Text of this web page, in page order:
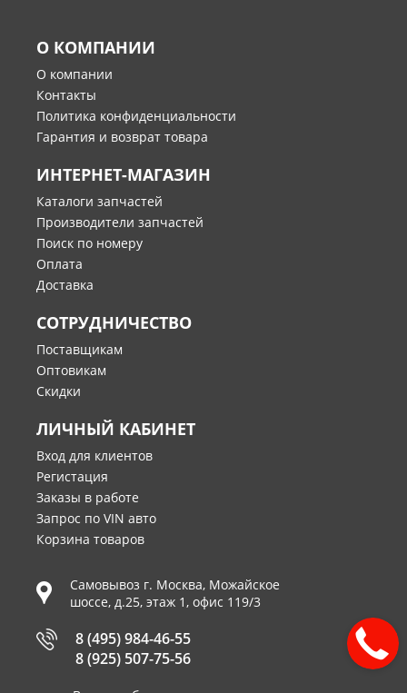
О КОМПАНИИ
О компании
Контакты
Политика конфиденциальности
Гарантия и возврат товара
ИНТЕРНЕТ-МАГАЗИН
Каталоги запчастей
Производители запчастей
Поиск по номеру
Оплата
Доставка
СОТРУДНИЧЕСТВО
Поставщикам
Оптовикам
Скидки
ЛИЧНЫЙ КАБИНЕТ
Вход для клиентов
Регистация
Заказы в работе
Запрос по VIN авто
Корзина товаров
Самовывоз г. Москва, Можайское
шоссе, д.25, этаж 1, офис 119/3
8 (495) 984-46-55
8 (925) 507-75-56